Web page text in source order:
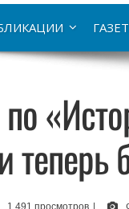
1 491 просмотров |